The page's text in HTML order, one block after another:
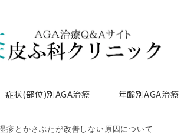
症状(部位)別AGA治療 年齢別AGA治療
疹とかさぶたが改善しない原因について